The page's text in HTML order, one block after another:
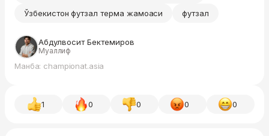
Ўзбекистон футзал терма жамоаси
футзал
Абдулвосит Бектемиров
Муаллиф
Манба: championat.asia
1 0 0 0 0